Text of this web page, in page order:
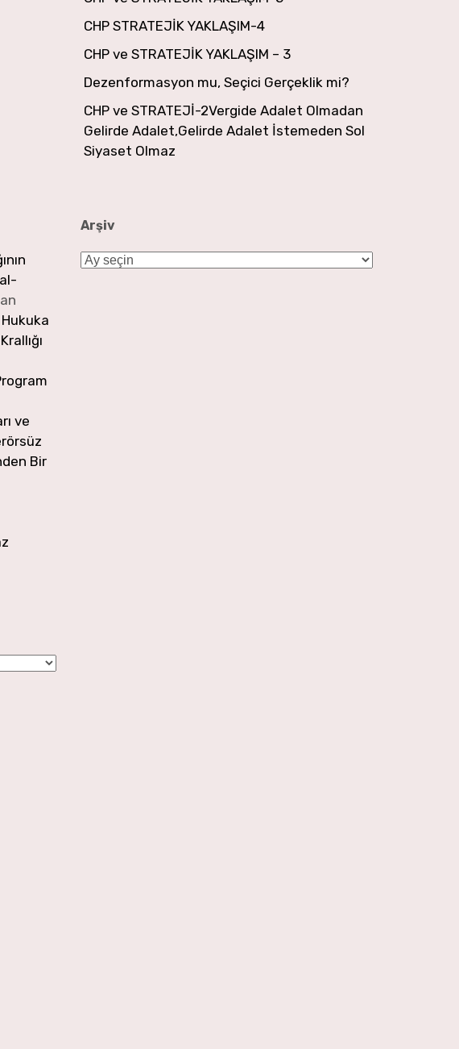
CHP STRATEJİK YAKLAŞIM-4
CHP ve STRATEJİK YAKLAŞIM – 3
Dezenformasyon mu, Seçici Gerçeklik mi?
CHP ve STRATEJİ-2Vergide Adalet Olmadan
Gelirde Adalet,Gelirde Adalet İstemeden Sol
Siyaset Olmaz
Hukuka
ve
Bir
Arşiv
Arşiv